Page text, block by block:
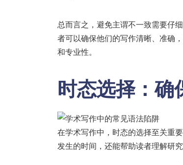
总而言之，避免主谓不一致需要仔
者可以确保他们的写作清晰、准确
和专业性。
时态选择：确
在学术写作中，时态的选择至关重
发生的时间，还能帮助读者理解研